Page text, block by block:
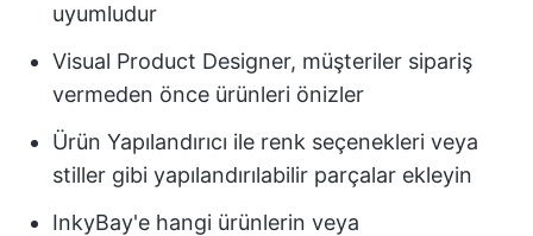
uyumludur
Visual Product Designer, müşteriler sipariş
vermeden önce ürünleri önizler
Ürün Yapılandırıcı ile renk seçenekleri veya
stiller gibi yapılandırılabilir parçalar ekleyin
InkyBay'e hangi ürünlerin veya